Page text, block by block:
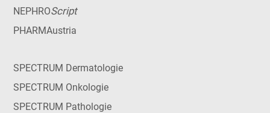
NEPHROScript
PHARMAustria
SPECTRUM Dermatologie
SPECTRUM Onkologie
SPECTRUM Pathologie